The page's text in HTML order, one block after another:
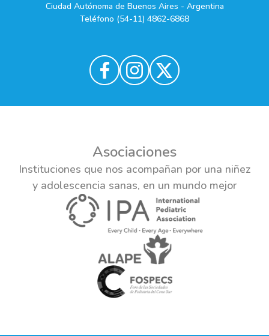
Ciudad Autónoma de Buenos Aires - Argentina
Teléfono (54-11) 4862-6868
Asociaciones
Instituciones que nos acompañan por una niñez
y adolescencia sanas, en un mundo mejor